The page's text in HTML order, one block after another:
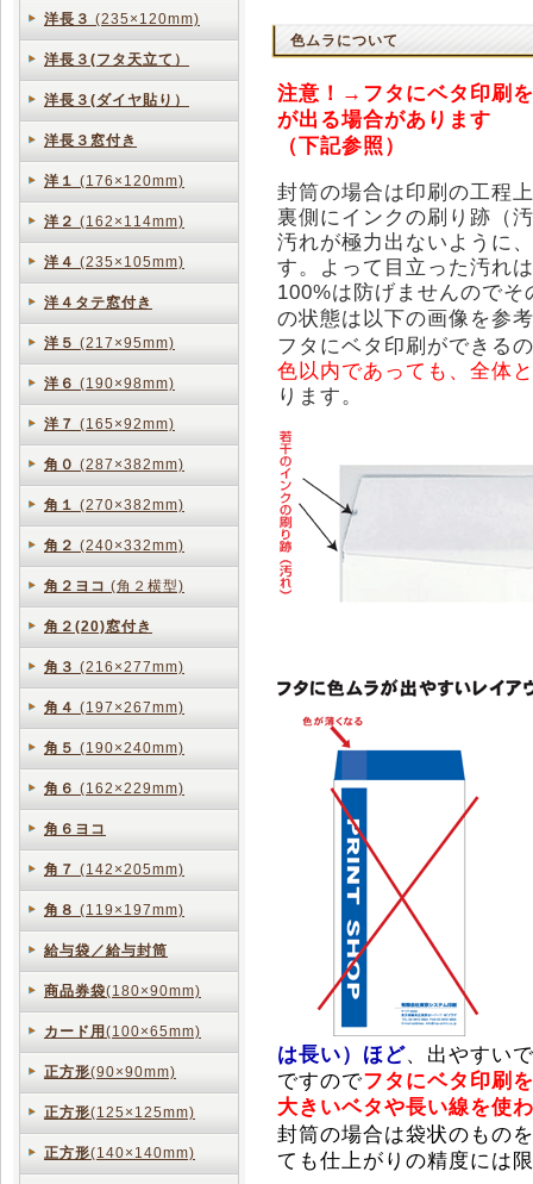
色ムラについて
注意！→フタにベタ印刷
が出る場合があります
（下記参照）
封筒の場合は印刷の工程
裏側にインクの刷り跡（
汚れが極力出ないように
す。よって目立った汚れ
100%は防げませんので
の状態は以下の画像を参
フタにベタ印刷ができる
色以内であっても、全体
ります。
は長い）ほど、出やすい
ですのでフタにベタ印刷
大きいベタや長い線を使
封筒の場合は袋状のもの
ても仕上がりの精度には
洋長３ (235×120mm)
洋長３(フタ天立て）
洋長３(ダイヤ貼り）
洋長３窓付き
洋１ (176×120mm)
洋２ (162×114mm)
洋４ (235×105mm)
洋４タテ窓付き
洋５ (217×95mm)
洋６ (190×98mm)
洋７ (165×92mm)
角０ (287×382mm)
角１ (270×382mm)
角２ (240×332mm)
角２ヨコ (角２横型)
角２(20)窓付き
角３ (216×277mm)
角４ (197×267mm)
角５ (190×240mm)
角６ (162×229mm)
角６ヨコ
角７ (142×205mm)
角８ (119×197mm)
給与袋／給与封筒
商品券袋(180×90mm)
カード用 (100×65mm)
正方形(90×90mm)
正方形(125×125mm)
正方形(140×140mm)